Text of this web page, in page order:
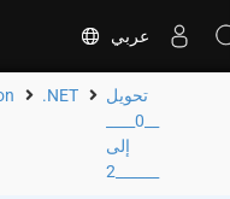
عربي
.NET
تحويل
إلى